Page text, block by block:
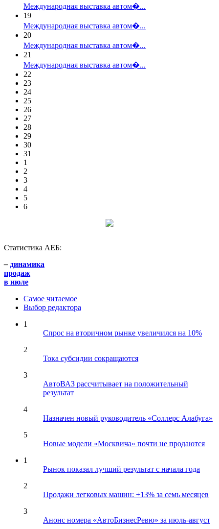
Международная выставка автом�...
19
Международная выставка автом�...
20
Международная выставка автом�...
21
Международная выставка автом�...
22
23
24
25
26
27
28
29
30
31
1
2
3
4
5
6
Статистика АЕБ:
– динамика
продаж
в июле
Самое читаемое
Выбор редактора
1
Спрос на вторичном рынке увеличился на 10%
2
Тока субсидии сокращаются
3
АвтоВАЗ рассчитывает на положительный
результат
4
Назначен новый руководитель «Соллерс Алабуга»
5
Новые модели «Москвича» почти не продаются
1
Рынок показал лучший результат с начала года
2
Продажи легковых машин: +13% за семь месяцев
3
Анонс номера «АвтоБизнесРевю» за июль-август